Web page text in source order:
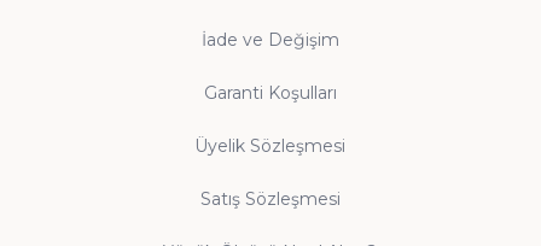
İade ve Değişim
Garanti Koşulları
Üyelik Sözleşmesi
Satış Sözleşmesi